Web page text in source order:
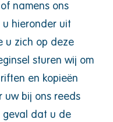
namens ons
u hieronder uit
u zich op deze
sturen wij om
en kopieën
uw bij ons reeds
geval dat u de